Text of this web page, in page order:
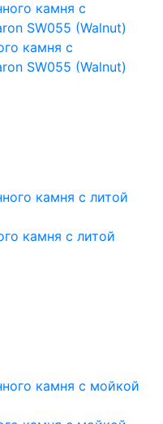
камня с
SW055 (Walnut)
камня с литой